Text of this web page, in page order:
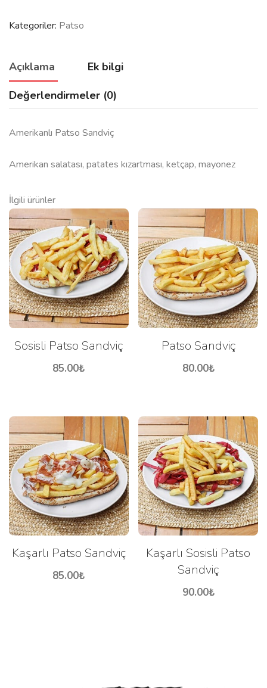
adet
Kategoriler: Patso
Açıklama
Ek bilgi
Değerlendirmeler (0)
Amerikanlı Patso Sandviç
Amerikan salatası, patates kızartması, ketçap, mayonez
İlgili ürünler
Sosisli Patso Sandviç
85.00₺
Patso Sandviç
80.00₺
Kaşarlı Patso Sandviç
85.00₺
Kaşarlı Sosisli Patso
Sandviç
90.00₺